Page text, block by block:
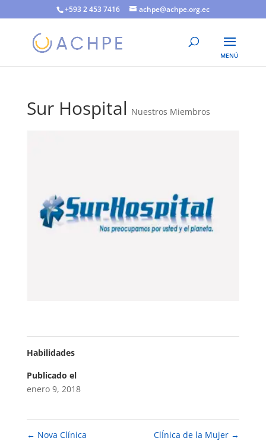
+593 2 453 7416 achpe@achpe.org.ec
Sur Hospital Nuestros Miembros
Habilidades
Publicado el
enero 9, 2018
← Nova Clínica ClÍnica de la Mujer →